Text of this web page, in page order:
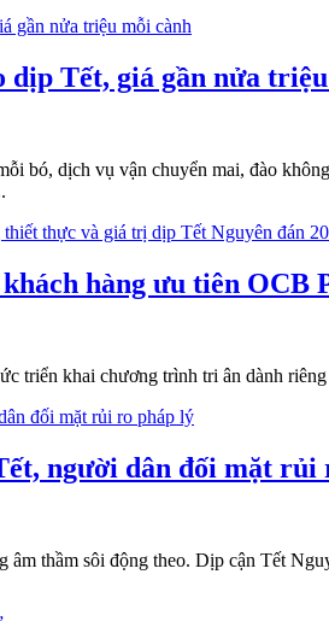
Tết, giá gần nửa
bó, dịch vụ vận chuyển mai, đào
hàng ưu tiên
triển khai chương trình tri ân dành
người dân đối mặt rủi
thầm sôi động theo. Dịp cận Tết